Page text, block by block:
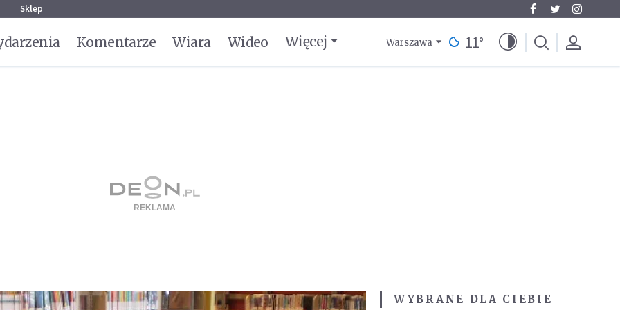
Sklep
Komentarze Wiara Wideo Więcej Warszawa 11°
WYBRANE DLA CIEBIE